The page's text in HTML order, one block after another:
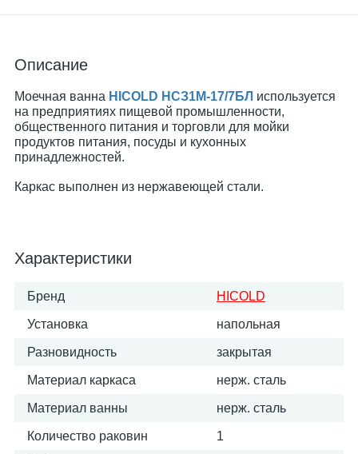
Описание
Моечная ванна HICOLD НСЗ1М-17/7БЛ используется
на предприятиях пищевой промышленности,
общественного питания и торговли для мойки
продуктов питания, посуды и кухонных
принадлежностей.
Каркас выполнен из нержавеющей стали.
Характеристики
Бренд HICOLD
Установка напольная
Разновидность закрытая
Материал каркаса нерж. сталь
Материал ванны нерж. сталь
Количество раковин 1